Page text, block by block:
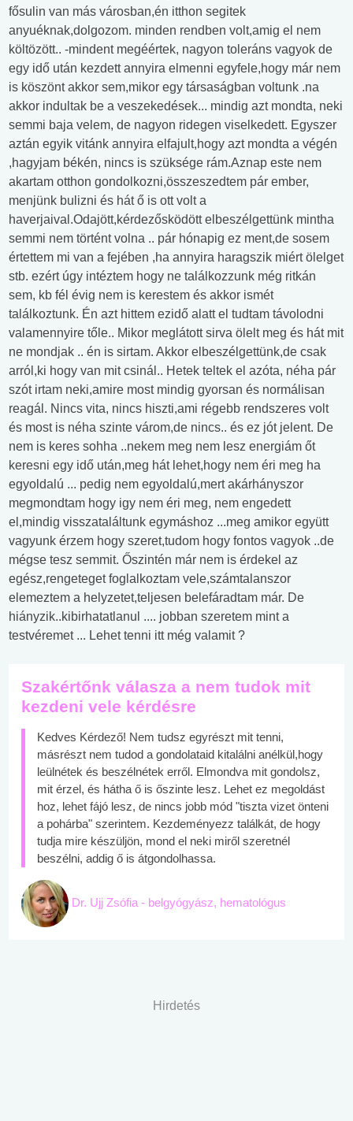
fősulin van más városban,én itthon segitek
anyuéknak,dolgozom. minden rendben volt,amig el nem
költözött.. -mindent megéértek, nagyon toleráns vagyok de
egy idő után kezdett annyira elmenni egyfele,hogy már nem
is köszönt akkor sem,mikor egy társaságban voltunk .na
akkor indultak be a veszekedések... mindig azt mondta, neki
semmi baja velem, de nagyon ridegen viselkedett. Egyszer
aztán egyik vitánk annyira elfajult,hogy azt mondta a végén
,hagyjam békén, nincs is szüksége rám.Aznap este nem
akartam otthon gondolkozni,összeszedtem pár ember,
menjünk bulizni és hát ő is ott volt a
haverjaival.Odajött,kérdezősködött elbeszélgettünk mintha
semmi nem történt volna .. pár hónapig ez ment,de sosem
értettem mi van a fejében ,ha annyira haragszik miért ölelget
stb. ezért úgy intéztem hogy ne találkozzunk még ritkán
sem, kb fél évig nem is kerestem és akkor ismét
találkoztunk. Én azt hittem ezidő alatt el tudtam távolodni
valamennyire tőle.. Mikor meglátott sirva ölelt meg és hát mit
ne mondjak .. én is sirtam. Akkor elbeszélgettünk,de csak
arról,ki hogy van mit csinál.. Hetek teltek el azóta, néha pár
szót irtam neki,amire most mindig gyorsan és normálisan
reagál. Nincs vita, nincs hiszti,ami régebb rendszeres volt
és most is néha szinte várom,de nincs.. és ez jót jelent. De
nem is keres sohha ..nekem meg nem lesz energiám őt
keresni egy idő után,meg hát lehet,hogy nem éri meg ha
egyoldalú ... pedig nem egyoldalú,mert akárhányszor
megmondtam hogy igy nem éri meg, nem engedett
el,mindig visszataláltunk egymáshoz ...meg amikor együtt
vagyunk érzem hogy szeret,tudom hogy fontos vagyok ..de
mégse tesz semmit. Őszintén már nem is érdekel az
egész,rengeteget foglalkoztam vele,számtalanszor
elemeztem a helyzetet,teljesen belefáradtam már. De
hiányzik..kibirhatatlanul .... jobban szeretem mint a
testvéremet ... Lehet tenni itt még valamit ?
Szakértőnk válasza a nem tudok mit
kezdeni vele kérdésre
Kedves Kérdező! Nem tudsz egyrészt mit tenni,
másrészt nem tudod a gondolataid kitalálni anélkül,hogy
leülnétek és beszélnétek erről. Elmondva mit gondolsz,
mit érzel, és hátha ő is őszinte lesz. Lehet ez megoldást
hoz, lehet fájó lesz, de nincs jobb mód "tiszta vizet önteni
a pohárba" szerintem. Kezdeményezz találkát, de hogy
tudja mire készüljön, mond el neki miről szeretnél
beszélni, addig ő is átgondolhassa.
Dr. Ujj Zsófia - belgyógyász, hematológus
Hirdetés